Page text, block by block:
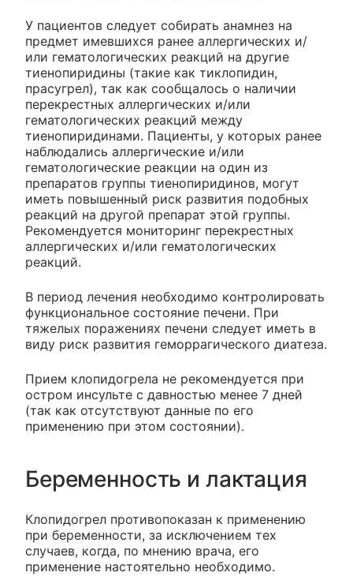
У пациентов следует собирать анамнез на
предмет имевшихся ранее аллергических и/
или гематологических реакций на другие
тиенопиридины (такие как тиклопидин,
прасугрел), так как сообщалось о наличии
перекрестных аллергических и/или
гематологических реакций между
тиенопиридинами. Пациенты, у которых ранее
наблюдались аллергические и/или
гематологические реакции на один из
препаратов группы тиенопиридинов, могут
иметь повышенный риск развития подобных
реакций на другой препарат этой группы.
Рекомендуется мониторинг перекрестных
аллергических и/или гематологических
реакций.
В период лечения необходимо контролировать
функциональное состояние печени. При
тяжелых поражениях печени следует иметь в
виду риск развития геморрагического диатеза.
Прием клопидогрела не рекомендуется при
остром инсульте с давностью менее 7 дней
(так как отсутствуют данные по его
применению при этом состоянии).
Беременность и лактация
Клопидогрел противопоказан к применению
при беременности, за исключением тех
случаев, когда, по мнению врача, его
применение настоятельно необходимо.